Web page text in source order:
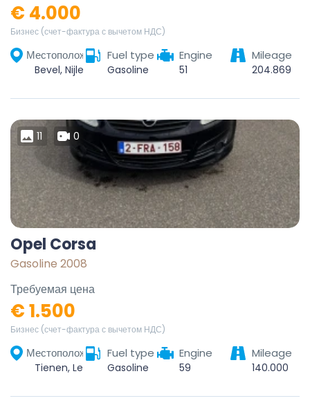
€ 4.000
Бизнес (счет-фактура с вычетом НДС)
МестоположениеFuel type
Gasoline
Engine
51
Mileage
204.869
11 0
Opel Corsa
Gasoline 2008
Требуемая цена
€ 1.500
Бизнес (счет-фактура с вычетом НДС)
МестоположениеFuel type
Gasoline
Engine
59
Mileage
140.000